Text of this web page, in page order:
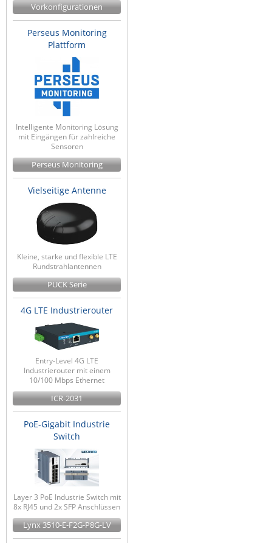
ZPE Systems
News zu unseren Herstellern
Vorkonfigurationen
Perseus Monitoring
Plattform
Intelligente Monitoring Lösung
mit Eingängen für zahlreiche
Sensoren
Perseus Monitoring
Vielseitige Antenne
Kleine, starke und flexible LTE
Rundstrahlantennen
PUCK Serie
4G LTE Industrierouter
Entry-Level 4G LTE
Industrierouter mit einem
10/100 Mbps Ethernet
ICR-2031
PoE-Gigabit Industrie
Switch
Layer 3 PoE Industrie Switch mit
8x RJ45 und 2x SFP Anschlüssen
Lynx 3510-E-F2G-P8G-LV